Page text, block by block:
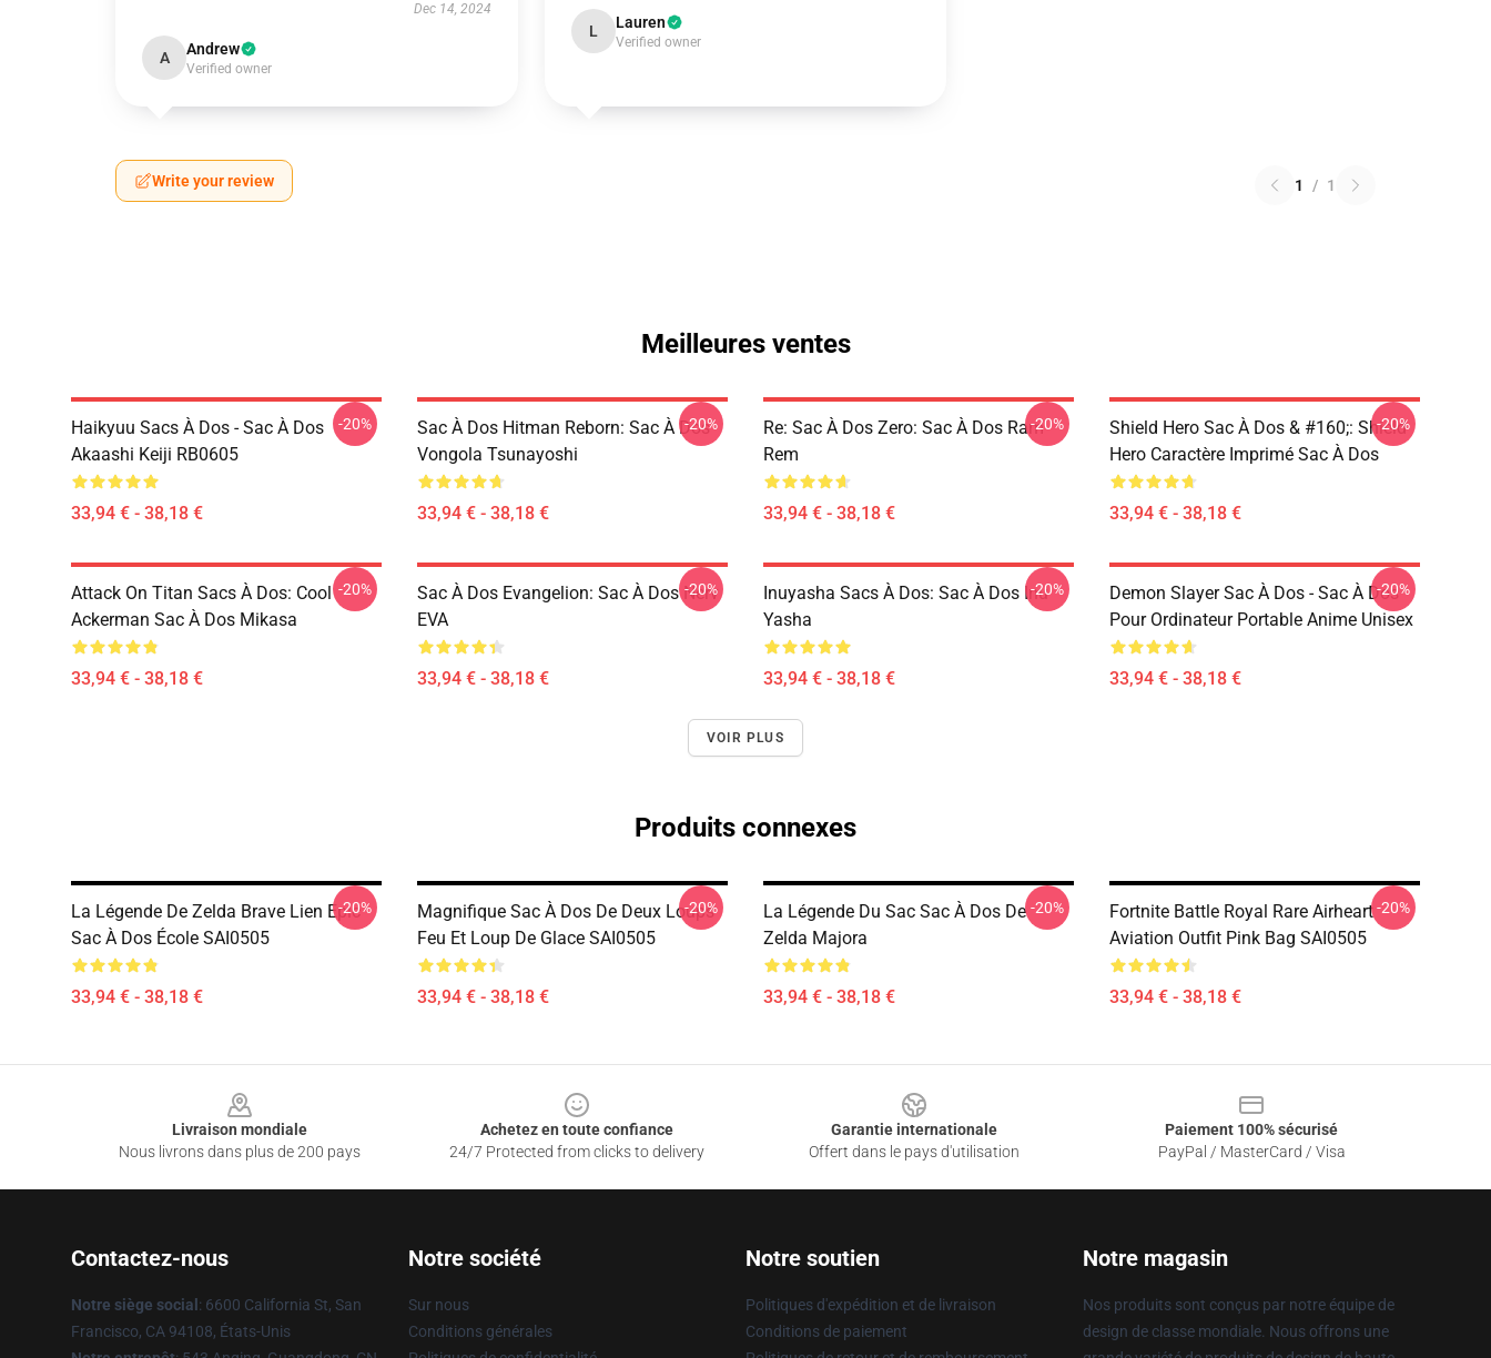
Dec 14, 2024
A Andrew
Verified owner
L Lauren
Verified owner
Write your review 1 / 1
Meilleures ventes
Haikyuu Sacs À Dos - Sac À Dos
Akaashi Keiji RB0605
33,94 € - 38,18 €
-20%
Sac À Dos Hitman Reborn: Sac À Dos
Vongola Tsunayoshi
33,94 € - 38,18 €
-20%
Re: Sac À Dos Zero: Sac À Dos Ram
Rem
33,94 € - 38,18 €
-20%
Shield Hero Sac À Dos & #160;: Shield
Hero Caractère Imprimé Sac À Dos
33,94 € - 38,18 €
-20%
Attack On Titan Sacs À Dos: Cool
Ackerman Sac À Dos Mikasa
33,94 € - 38,18 €
-20%
Sac À Dos Evangelion: Sac À Dos Nerv
EVA
33,94 € - 38,18 €
-20%
Inuyasha Sacs À Dos: Sac À Dos Inu
Yasha
33,94 € - 38,18 €
-20%
Demon Slayer Sac À Dos - Sac À Dos
Pour Ordinateur Portable Anime Unisex
33,94 € - 38,18 €
-20%
VOIR PLUS
Produits connexes
La Légende De Zelda Brave Lien Epic
Sac À Dos École SAI0505
33,94 € - 38,18 €
-20%
Magnifique Sac À Dos De Deux Loups
Feu Et Loup De Glace SAI0505
33,94 € - 38,18 €
-20%
La Légende Du Sac Sac À Dos De
Zelda Majora
33,94 € - 38,18 €
-20%
Fortnite Battle Royal Rare Airheart
Aviation Outfit Pink Bag SAI0505
33,94 € - 38,18 €
-20%
Livraison mondiale
Nous livrons dans plus de 200 pays
Achetez en toute confiance
24/7 Protected from clicks to delivery
Garantie internationale
Offert dans le pays d'utilisation
Paiement 100% sécurisé
PayPal / MasterCard / Visa
Contactez-nous
Notre siège social : 6600 California St, San
Francisco, CA 94108, États-Unis
Notre société
Sur nous
Conditions générales
Notre soutien
Politiques d'expédition et de livraison
Conditions de paiement
Notre magasin
Nos produits sont conçus par notre équipe de
design de classe mondiale. Nous offrons une